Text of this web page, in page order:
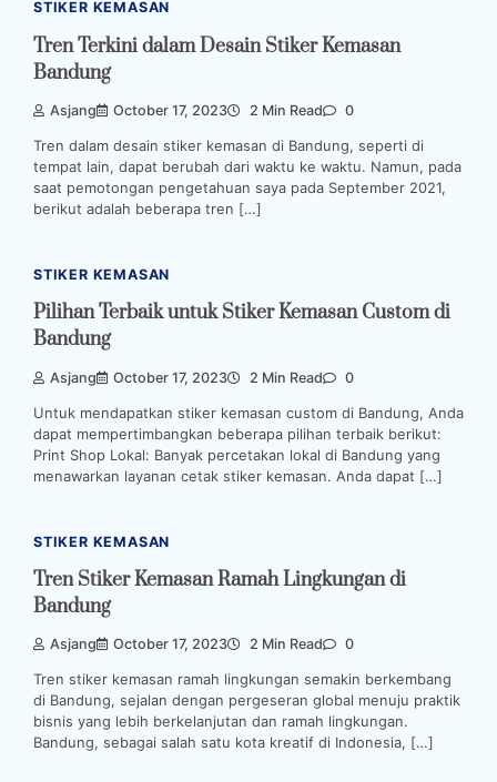
STIKER KEMASAN
Tren Terkini dalam Desain Stiker Kemasan
Bandung
Asjang October 17, 2023 2 Min Read 0
Tren dalam desain stiker kemasan di Bandung, seperti di
tempat lain, dapat berubah dari waktu ke waktu. Namun, pada
saat pemotongan pengetahuan saya pada September 2021,
berikut adalah beberapa tren […]
STIKER KEMASAN
Pilihan Terbaik untuk Stiker Kemasan Custom di
Bandung
Asjang October 17, 2023 2 Min Read 0
Untuk mendapatkan stiker kemasan custom di Bandung, Anda
dapat mempertimbangkan beberapa pilihan terbaik berikut:
Print Shop Lokal: Banyak percetakan lokal di Bandung yang
menawarkan layanan cetak stiker kemasan. Anda dapat […]
STIKER KEMASAN
Tren Stiker Kemasan Ramah Lingkungan di
Bandung
Asjang October 17, 2023 2 Min Read 0
Tren stiker kemasan ramah lingkungan semakin berkembang
di Bandung, sejalan dengan pergeseran global menuju praktik
bisnis yang lebih berkelanjutan dan ramah lingkungan.
Bandung, sebagai salah satu kota kreatif di Indonesia, […]